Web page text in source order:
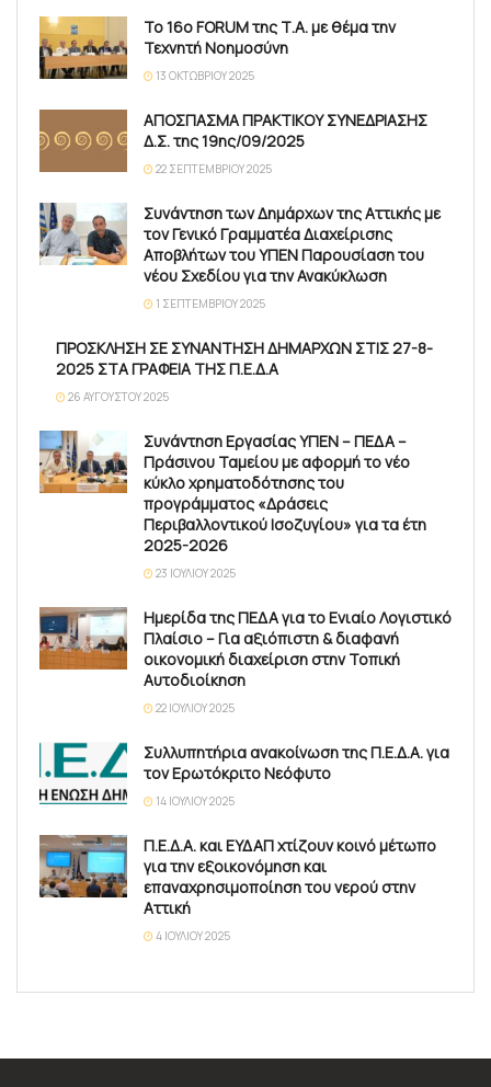
Το 16ο FORUM της Τ.Α. με θέμα την
Τεχνητή Νοημοσύνη
13 ΟΚΤΩΒΡΊΟΥ 2025
ΑΠΟΣΠΑΣΜΑ ΠΡΑΚΤΙΚΟΥ ΣΥΝΕΔΡΙΑΣΗΣ
Δ.Σ. της 19ης/09/2025
22 ΣΕΠΤΕΜΒΡΊΟΥ 2025
Συνάντηση των Δημάρχων της Αττικής με
τον Γενικό Γραμματέα Διαχείρισης
Αποβλήτων του ΥΠΕΝ Παρουσίαση του
νέου Σχεδίου για την Ανακύκλωση
1 ΣΕΠΤΕΜΒΡΊΟΥ 2025
ΠΡΟΣΚΛΗΣΗ ΣΕ ΣΥΝΑΝΤΗΣΗ ΔΗΜΑΡΧΩΝ ΣΤΙΣ 27-8-
2025 ΣΤΑ ΓΡΑΦΕΙΑ ΤΗΣ Π.Ε.Δ.Α
26 ΑΥΓΟΎΣΤΟΥ 2025
Συνάντηση Εργασίας ΥΠΕΝ – ΠΕΔΑ –
Πράσινου Ταμείου με αφορμή το νέο
κύκλο χρηματοδότησης του
προγράμματος «Δράσεις
Περιβαλλοντικού Ισοζυγίου» για τα έτη
2025-2026
23 ΙΟΥΛΊΟΥ 2025
Ημερίδα της ΠΕΔΑ για το Ενιαίο Λογιστικό
Πλαίσιο – Για αξιόπιστη & διαφανή
οικονομική διαχείριση στην Τοπική
Αυτοδιοίκηση
22 ΙΟΥΛΊΟΥ 2025
Συλλυπητήρια ανακοίνωση της Π.Ε.Δ.Α. για
τον Ερωτόκριτο Νεόφυτο
14 ΙΟΥΛΊΟΥ 2025
Π.Ε.Δ.Α. και ΕΥΔΑΠ χτίζουν κοινό μέτωπο
για την εξοικονόμηση και
επαναχρησιμοποίηση του νερού στην
Αττική
4 ΙΟΥΛΊΟΥ 2025